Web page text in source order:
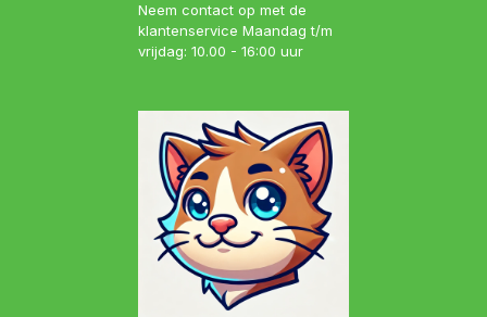
Neem contact op met de
klantenservice Maandag t/m
vrijdag: 10.00 - 16:00 uur